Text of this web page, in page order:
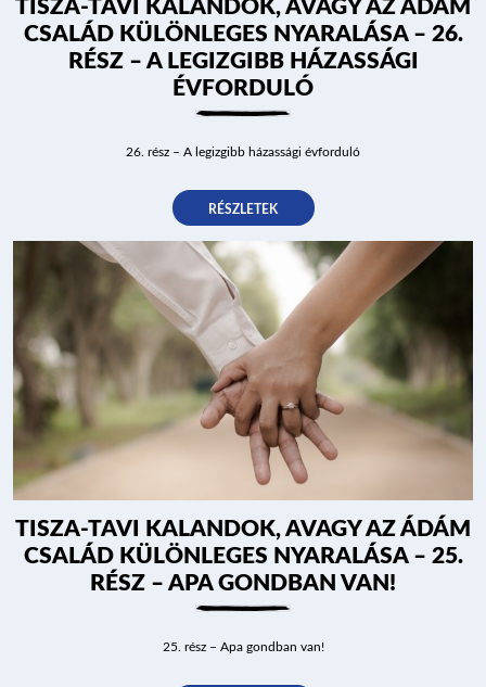
TISZA-TAVI KALANDOK, AVAGY AZ ÁDÁM
CSALÁD KÜLÖNLEGES NYARALÁSA – 26.
RÉSZ – A LEGIZGIBB HÁZASSÁGI
ÉVFORDULÓ
26. rész – A legizgibb házassági évforduló
RÉSZLETEK
TISZA-TAVI KALANDOK, AVAGY AZ ÁDÁM
CSALÁD KÜLÖNLEGES NYARALÁSA – 25.
RÉSZ – APA GONDBAN VAN!
25. rész – Apa gondban van!